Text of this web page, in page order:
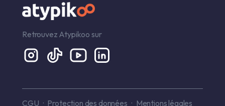
Retrouvez Atypikoo sur
CGU Protection des données Mentions légales